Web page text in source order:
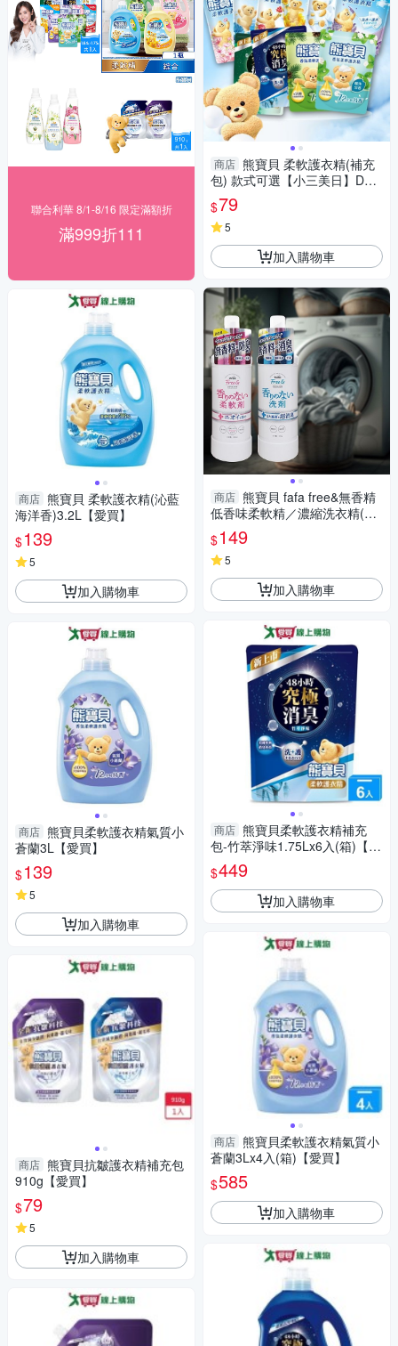
聯合利華 8/1-8/16 限定滿額折
滿999折111
商店 熊寶貝 柔軟護衣精(沁藍
海洋香)3.2L【愛買】
$139
5
加入購物車
商店 熊寶貝柔軟護衣精氣質小
蒼蘭3L【愛買】
$139
5
加入購物車
商店 熊寶貝抗皺護衣精補充包
910g【愛買】
$79
5
加入購物車
商店 熊寶貝 柔軟護衣精(補充
包) 款式可選【小三美日】DS0
05160
$79
5
加入購物車
商店 熊寶貝 fafa free&無香精
低香味柔軟精／濃縮洗衣精(1
瓶入) 款式可選【小三美日】 D
S022396
$149
5
加入購物車
商店 熊寶貝柔軟護衣精補充
包-竹萃淨味1.75Lx6入(箱)【愛
買】
$449
加入購物車
商店 熊寶貝柔軟護衣精氣質小
蒼蘭3Lx4入(箱)【愛買】
$585
加入購物車